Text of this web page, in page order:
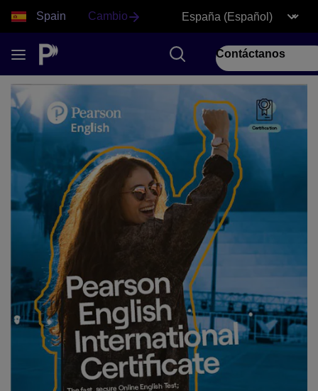
Spain Cambio
Contáctanos